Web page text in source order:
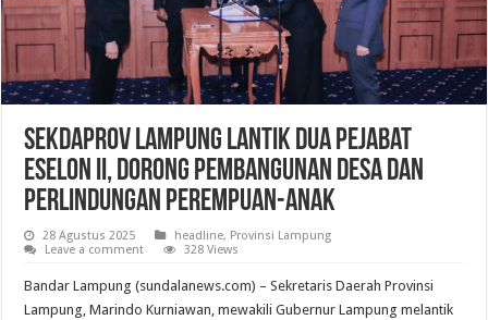
Sekdaprov Lampung Lantik Dua Pejabat
Eselon II, Dorong Pembangunan Desa dan
Perlindungan Perempuan-Anak
28 Agustus 2025 headline, Provinsi Lampung
Leave a comment
328 Views
Bandar Lampung (sundalanews.com) – Sekretaris Daerah Provinsi
Lampung, Marindo Kurniawan, mewakili Gubernur Lampung melantik